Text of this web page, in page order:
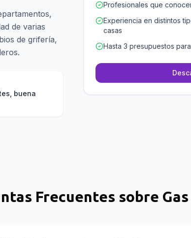
de varias
de grifería,
buena
Profesionales que
Experiencia en distintos
casas
Hasta 3 presupuestos
Frecuentes sobre Gas